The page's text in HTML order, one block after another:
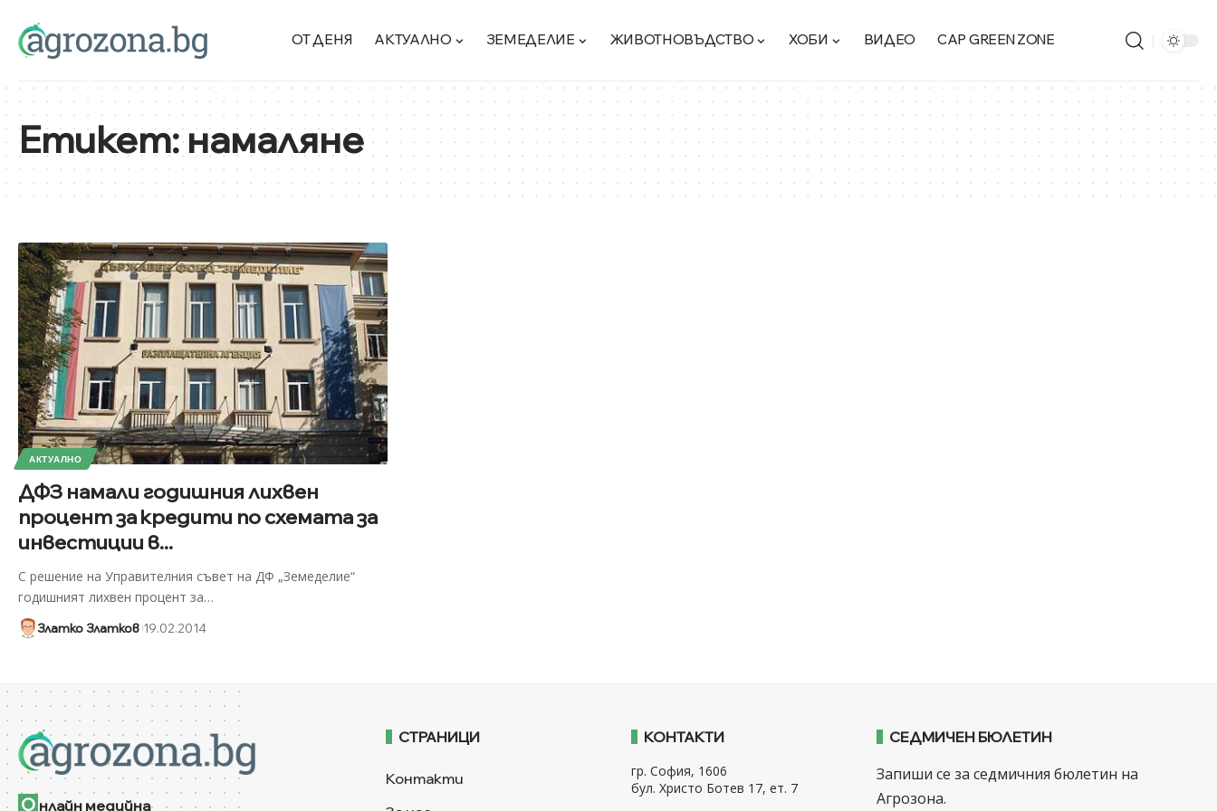
ОТ ДЕНЯ АКТУАЛНО ЗЕМЕДЕЛИЕ ЖИВОТНОВЪДСТВО ХОБИ ВИДЕО CAP GREEN ZONE
Етикет:намаляне
АКТУАЛНО
ДФЗ намали годишния лихвен
процент за кредити по схемата за
инвестиции в...
С решение на Управителния съвет на ДФ „Земеделие“
годишният лихвен процент за…
Златко Златков 19.02.2014
О нлайн медийна
СТРАНИЦИ
Контакти
КОНТАКТИ
гр. София, 1606
бул. Христо Ботев 17, ет. 7
СЕДМИЧЕН БЮЛЕТИН
Запиши се за седмичния бюлетин на
Агрозона.